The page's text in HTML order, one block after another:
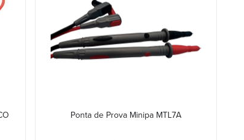
Ponta de Prova Minipa MTL7A